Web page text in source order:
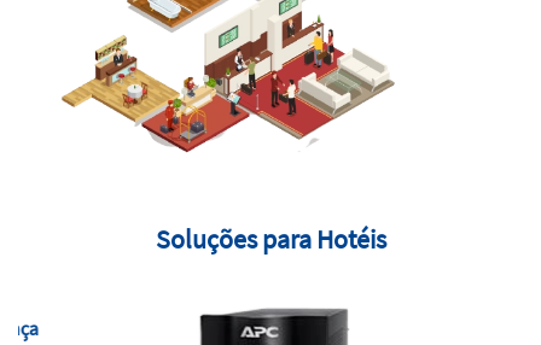
Soluções para Hotéis